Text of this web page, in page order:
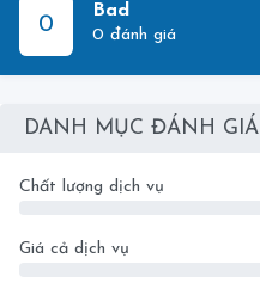
0
Bad
0 đánh giá
DANH MỤC ĐÁNH GIÁ
Chất lượng dịch vụ
Giá cả dịch vụ